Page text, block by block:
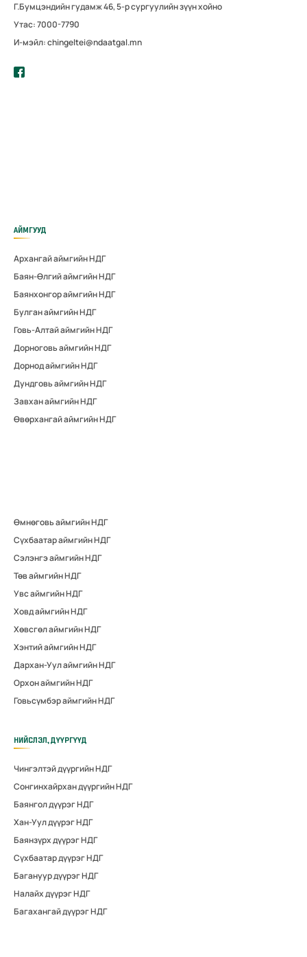
Г.Бумцэндийн гудамж 46, 5-р сургуулийн зүүн хойно
Утас: 7000-7790
И-мэйл: chingeltei@ndaatgal.mn
АЙМГУУД
Архангай аймгийн НДГ
Баян-Өлгий аймгийн НДГ
Баянхонгор аймгийн НДГ
Булган аймгийн НДГ
Говь-Алтай аймгийн НДГ
Дорноговь аймгийн НДГ
Дорнод аймгийн НДГ
Дундговь аймгийн НДГ
Завхан аймгийн НДГ
Өвөрхангай аймгийн НДГ
Өмнөговь аймгийн НДГ
Сүхбаатар аймгийн НДГ
Сэлэнгэ аймгийн НДГ
Төв аймгийн НДГ
Увс аймгийн НДГ
Ховд аймгийн НДГ
Хөвсгөл аймгийн НДГ
Хэнтий аймгийн НДГ
Дархан-Уул аймгийн НДГ
Орхон аймгийн НДГ
Говьсүмбэр аймгийн НДГ
НИЙСЛЭЛ, ДҮҮРГҮҮД
Чингэлтэй дүүргийн НДГ
Сонгинхайрхан дүүргийн НДГ
Баянгол дүүрэг НДГ
Хан-Уул дүүрэг НДГ
Баянзүрх дүүрэг НДГ
Сүхбаатар дүүрэг НДГ
Багануур дүүрэг НДГ
Налайх дүүрэг НДГ
Багахангай дүүрэг НДГ